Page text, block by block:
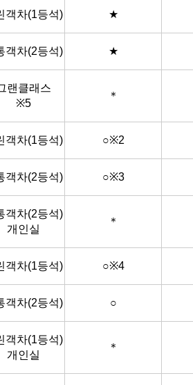
객차(1등석) ★
객차(2등석) ★
랜클래스
※5
＊
객차(1등석) ○※2
객차(2등석) ○※3
객차(2등석)
개인실
＊
객차(1등석) ○※4
객차(2등석) ○
객차(1등석)
개인실
＊